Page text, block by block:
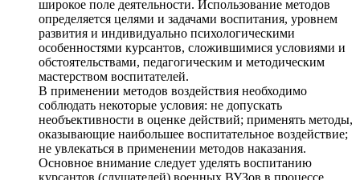
широкое поле деятельности. Использование методов
определяется целями и задачами воспитания, уровнем
развития и индивидуально психологическими
особенностями курсантов, сложившимися условиями и
обстоятельствами, педагогическим и методическим
мастерством воспитателей.
В применении методов воздействия необходимо
соблюдать некоторые условия: не допускать
необъективности в оценке действий; применять методы,
оказывающие наибольшее воспитательное воздействие;
не увлекаться в применении методов наказания.
Основное внимание следует уделять воспитанию
курсантов (слушателей) военных ВУЗов в процессе